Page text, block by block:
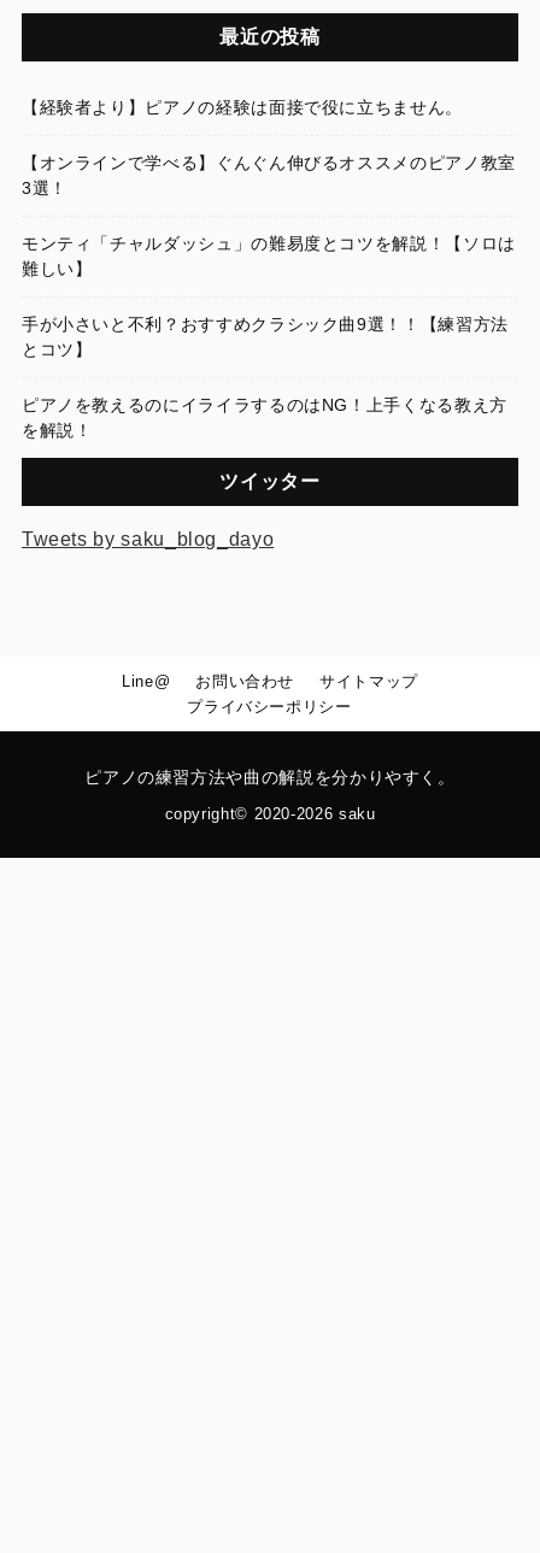
最近の投稿
【経験者より】ピアノの経験は面接で役に立ちません。
【オンラインで学べる】ぐんぐん伸びるオススメのピアノ教室
3選！
モンティ「チャルダッシュ」の難易度とコツを解説！【ソロは
難しい】
手が小さいと不利？おすすめクラシック曲9選！！【練習方法
とコツ】
ピアノを教えるのにイライラするのはNG！上手くなる教え方
を解説！
ツイッター
Tweets by saku_blog_dayo
Line@ お問い合わせ
サイトマップ
プライバシーポリシー
ピアノの練習方法や曲の解説を分かりやすく。
copyright© 2020-2026 saku